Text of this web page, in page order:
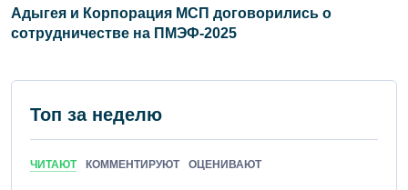
Адыгея и Корпорация МСП договорились о
сотрудничестве на ПМЭФ-2025
Топ за неделю
ЧИТАЮТ КОММЕНТИРУЮТ ОЦЕНИВАЮТ